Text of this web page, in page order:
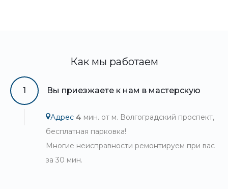
Как мы работаем
1 Вы приезжаете к нам в мастерскую
Адрес 4 мин. от м. Волгоградский проспект,
бесплатная парковка!
Многие неисправности ремонтируем при вас
за 30 мин.